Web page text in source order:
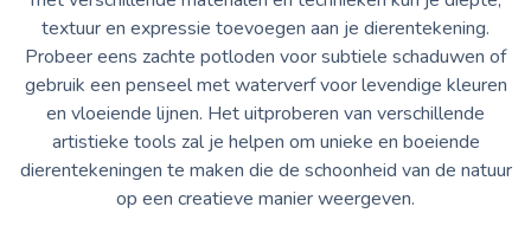
textuur en expressie toevoegen aan je dierentekening.
Probeer eens zachte potloden voor subtiele schaduwen of
gebruik een penseel met waterverf voor levendige kleuren
en vloeiende lijnen. Het uitproberen van verschillende
artistieke tools zal je helpen om unieke en boeiende
dierentekeningen te maken die de schoonheid van de natuur
op een creatieve manier weergeven.